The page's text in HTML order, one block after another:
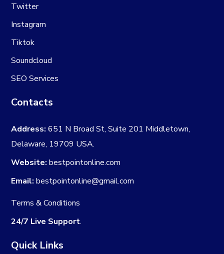
Twitter
Instagram
Tiktok
Soundcloud
SEO Services
Contacts
Address: 651 N Broad St, Suite 201 Middletown,
Delaware, 19709 USA.
Website: bestpointonline.com
Email: bestpointonline@gmail.com
Terms & Conditions
24/7 Live Support.
Quick Links